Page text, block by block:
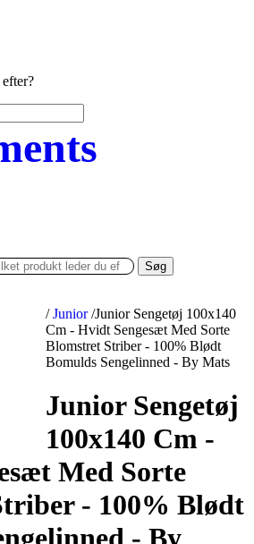
Søg
/ Junior /Junior Sengetøj 100x140
Cm - Hvidt Sengesæt Med Sorte
Blomstret Striber - 100% Blødt
Bomulds Sengelinned - By Mats
Junior Sengetøj
100x140 Cm -
Med Sorte
- 100% Blødt